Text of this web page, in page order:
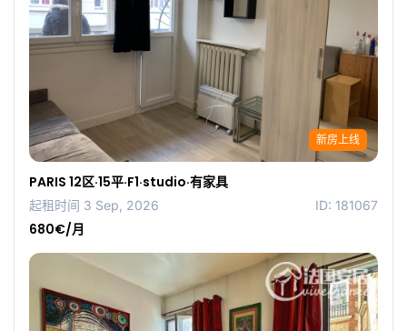
新房上线
PARIS 12区·15平·F1·studio·有家具
起租时间 3 Sep, 2026 ID: 181067
680€/月